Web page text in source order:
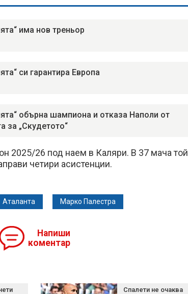
има нов треньор
си гарантира Европа
обърна шампиона и отказа Наполи от
за „Скудетото“
2025/26 под наем в Каляри. В 37 мача той
четири асистенции.
Аталанта Марко Палестра
Напиши
коментар
Спалети не очаква